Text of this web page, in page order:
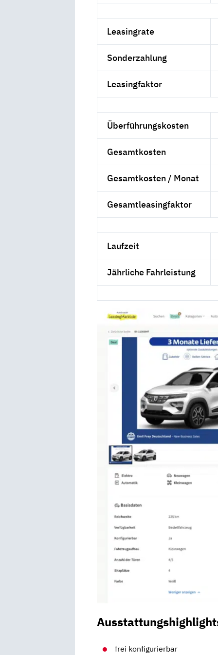
Leasingrate
Sonderzahlung
Leasingfaktor
Überführungskosten
Gesamtkosten
Gesamtkosten / Monat
Gesamtleasingfaktor
Laufzeit
Jährliche Fahrleistung
frei konfigurierbar